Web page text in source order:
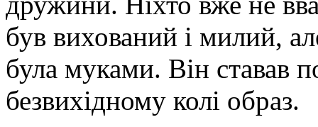
був вихований і милий,
була муками. Він ставав
безвихідному колі образ.